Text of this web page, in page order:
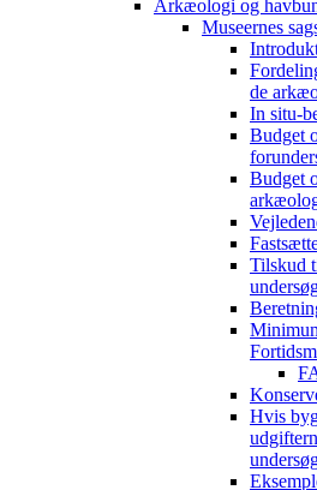
Arkæologi og
Museernes
de
In situ-
Budget
Budget
Tilskud
Hvis